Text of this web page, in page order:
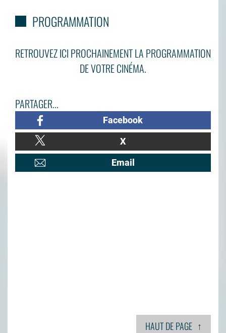
PROGRAMMATION
RETROUVEZ ICI PROCHAINEMENT LA PROGRAMMATION
DE VOTRE CINÉMA.
PARTAGER...
Facebook
X
Email
HAUT DE PAGE ↑